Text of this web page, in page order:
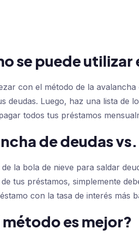
se puede
con el método de la
deudas. Luego, haz una lista de
todos tus préstamos
de deudas
de la bola de nieve para saldar
tus préstamos, simplemente
con la tasa de interés más
método es mejor?